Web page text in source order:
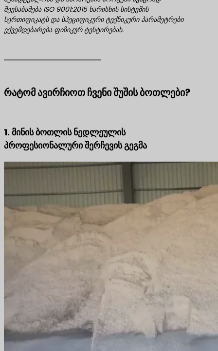
შეესაბამება ISO 9001:2015 ხარისხის სისტემის
სერთიფიკატს და სპეციფიკური ტექნიკური პარამეტრები
ექვემდებარება ფიზიკურ ტესტირებას.
რატომ ავირჩიოთ ჩვენი შუშის ბოთლები?
1. მინის ბოთლის ნედლეულის
პროფესიონალური შერჩევის გეგმა